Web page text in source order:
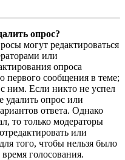
опрос?
могут редактироваться
или
опроса
первого сообщения в теме;
ним. Если никто не успел
удалить опрос или
ответа. Однако
то только модераторы
или
того, чтобы нельзя было
голосования.